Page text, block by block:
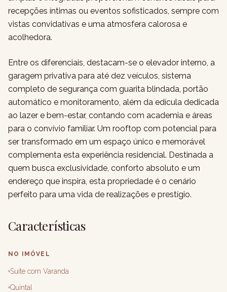
recepções íntimas ou eventos sofisticados, sempre com
vistas convidativas e uma atmosfera calorosa e
acolhedora.
Entre os diferenciais, destacam-se o elevador interno, a
garagem privativa para até dez veículos, sistema
completo de segurança com guarita blindada, portão
automático e monitoramento, além da edícula dedicada
ao lazer e bem-estar, contando com academia e áreas
para o convívio familiar. Um rooftop com potencial para
ser transformado em um espaço único e memorável
complementa esta experiência residencial. Destinada a
quem busca exclusividade, conforto absoluto e um
endereço que inspira, esta propriedade é o cenário
perfeito para uma vida de realizações e prestígio.
Características
NO IMÓVEL
Suite com Varanda
Quintal